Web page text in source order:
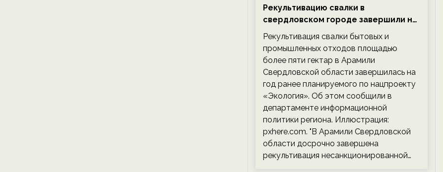
Рекультивацию свалки в
свердловском городе завершили на
год раньше планируемого срока —
новости экологии на ECOportal
Рекультивация свалки бытовых и
промышленных отходов площадью
более пяти гектар в Арамили
Свердловской области завершилась на
год ранее планируемого по нацпроекту
«Экология». Об этом сообщили в
департаменте информационной
политики региона. Иллюстрация:
pxhere.com. "В Арамили Свердловской
области досрочно завершена
рекультивация несанкционированной…